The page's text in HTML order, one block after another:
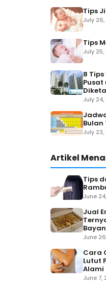
Tips
July
Tips
July
8
Pusat
July
Bulan
July
Artikel
Tips
June
Jual
June
Cara
Lutut
Alami
June 7,